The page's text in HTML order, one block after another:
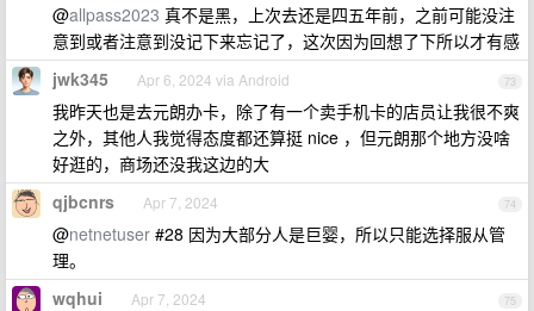
@allpass2023 真不是黑，上次去还是四五年前，之前可能没注
意到或者注意到没记下来忘记了，这次因为回想了下所以才有感
73
jwk345 Apr 6, 2024 via Android
我昨天也是去元朗办卡，除了有一个卖手机卡的店员让我很不爽
之外，其他人我觉得态度都还算挺 nice ，但元朗那个地方没啥
好逛的，商场还没我这边的大
74
qjbcnrs Apr 7, 2024
@netnetuser #28 因为大部分人是巨婴，所以只能选择服从管
理。
75
wqhui Apr 7, 2024